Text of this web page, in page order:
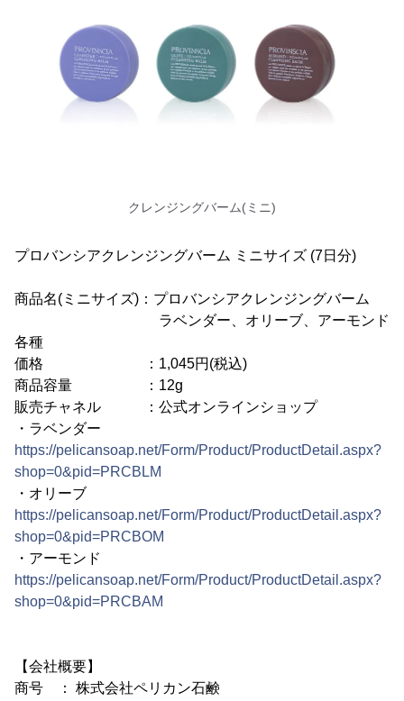
クレンジングバーム(ミニ)
プロバンシアクレンジングバーム ミニサイズ (7日分)
商品名(ミニサイズ)：プロバンシアクレンジングバーム
ラベンダー、オリーブ、アーモンド
各種
価格 ：1,045円(税込)
商品容量 ：12g
販売チャネル ：公式オンラインショップ
・ラベンダー
https://pelicansoap.net/Form/Product/ProductDetail.aspx?
shop=0&pid=PRCBLM
・オリーブ
https://pelicansoap.net/Form/Product/ProductDetail.aspx?
shop=0&pid=PRCBOM
・アーモンド
https://pelicansoap.net/Form/Product/ProductDetail.aspx?
shop=0&pid=PRCBAM
【会社概要】
商号 ： 株式会社ペリカン石鹸